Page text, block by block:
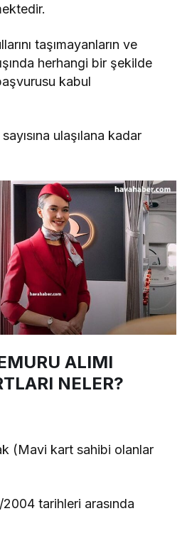
taşımayanların ve
herhangi bir şekilde
kabul
ulaşılana kadar
ALIMI
NELER?
(Mavi kart sahibi olanlar
tarihleri arasında